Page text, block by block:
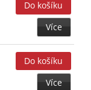
Více
Více